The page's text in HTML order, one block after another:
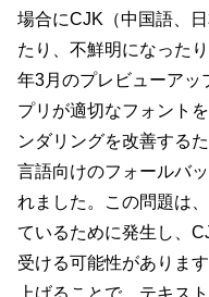
場合にCJK（中国語、
たり、不鮮明になった
年3月のプレビューアッ
プリが適切なフォント
ンダリングを改善する
言語向けのフォールバ
れました。この問題は
ているために発生し、
受ける可能性がありま
上げることで、テキス